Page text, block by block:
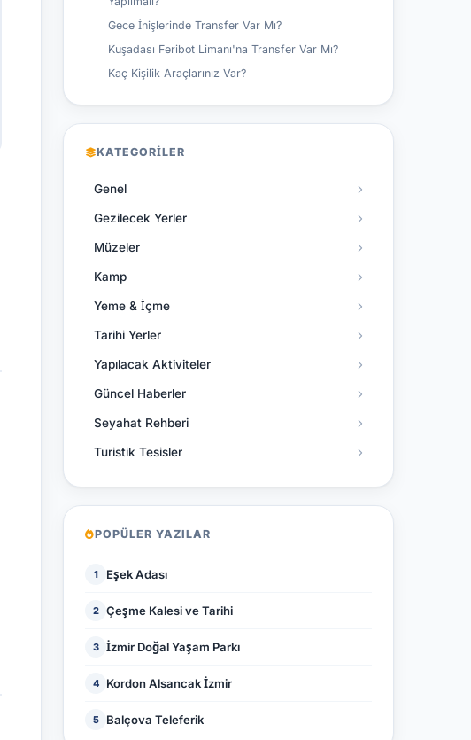
Gece İnişlerinde Transfer Var Mı?
Kuşadası Feribot Limanı'na Transfer Var Mı?
Kaç Kişilik Araçlarınız Var?
KATEGORILER
Genel
Gezilecek Yerler
Müzeler
Kamp
Yeme & İçme
Tarihi Yerler
Yapılacak Aktiviteler
Güncel Haberler
Seyahat Rehberi
Turistik Tesisler
POPÜLER YAZILAR
1 Eşek Adası
2 Çeşme Kalesi ve Tarihi
3 İzmir Doğal Yaşam Parkı
4 Kordon Alsancak İzmir
5 Balçova Teleferik